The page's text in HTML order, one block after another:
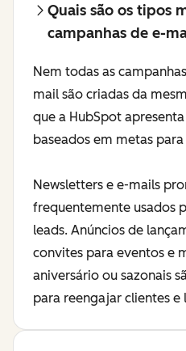
Quais são os tipos
campanhas de e-
Nem todas as
mail são criadas da
que a HubSpot
baseados em metas
Newsletters e e-mails
frequentemente usados
leads. Anúncios de
convites para eventos e
aniversário ou sazonais
para reengajar clientes e